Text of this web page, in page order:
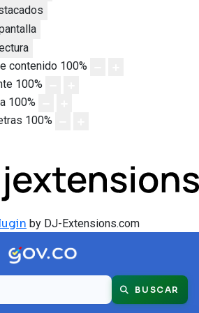
contenido 100%
100%
100%
100%
by DJ-Extensions.com
BUSCAR